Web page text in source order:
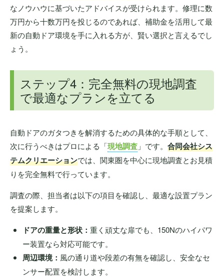
なノウハウに基づいたアドバイスが受けられます。修理に数
万円から十数万円を投じるのであれば、補助金を活用して最
新の自動ドア環境を手に入れる方が、賢い選択と言えるでし
ょう。
ステップ4：完全無料の現地調査
で最適なプランを立てる
自動ドアのガタつきを解消するための具体的な手順として、
次に行うべきはプロによる「現地調査 」です。 合同会社シス
テムクリエーションでは、関東圏を中心に現地調査とお見積
りを完全無料で行っています。
調査の際、担当者は以下の項目を確認し、最適な設置プラン
を提案します。
ドアの重量と形状： 重く頑丈な扉でも、150Nのハイパワ
ー装置なら対応可能です。
周辺環境： 風の通り道や段差の有無を確認し、安全なセ
ンサー配置を検討します。